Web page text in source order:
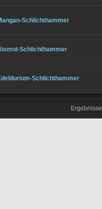
Schlichthammer
Schlichthammer
Schlichthammer
Ergebnisse